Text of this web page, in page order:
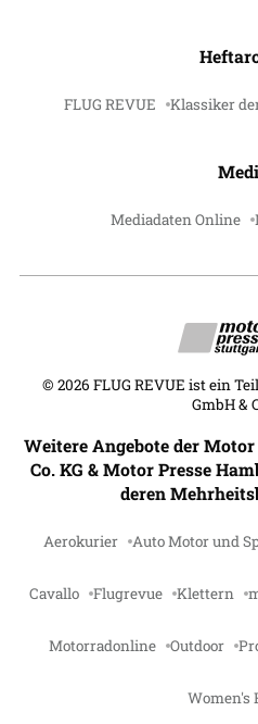
FLUG REVUE Klassiker
Mediadaten Online
© 2026 FLUG REVUE ist ein
GmbH &
Weitere Angebote der
Co. KG & Motor Presse
deren
Aerokurier Auto Motor und
Cavallo Flugrevue Klettern
Motorradonline Outdoor
Women's